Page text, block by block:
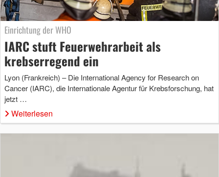
Einrichtung der WHO
IARC stuft Feuerwehrarbeit als
krebserregend ein
Lyon (Frankreich) – Die International Agency for Research on
Cancer (IARC), die Internationale Agentur für Krebsforschung, hat
jetzt …
Weiterlesen